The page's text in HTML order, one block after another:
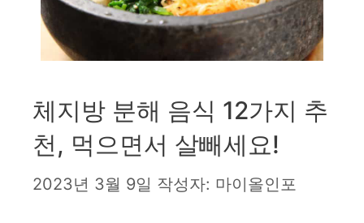
체지방 분해 음식 12가지 추
천, 먹으면서 살빼세요!
2023년 3월 9일 작성자: 마이올인포